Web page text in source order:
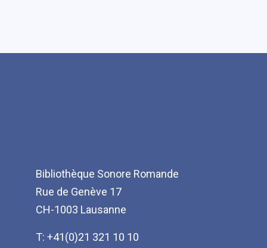
Bibliothèque Sonore Romande
Rue de Genève 17
CH-1003 Lausanne
T: +41(0)21 321 10 10